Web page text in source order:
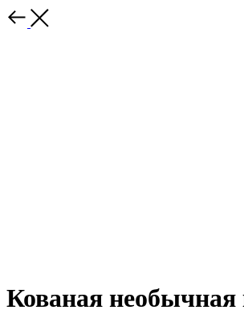
Кованая необычная